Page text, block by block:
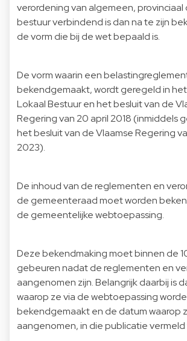
verordening van algemeen,
bestuur verbindend is dan na te zijn
de vorm die bij de wet bepaald is.
De vorm waarin een
bekendgemaakt, wordt geregeld in
Lokaal Bestuur en het besluit van de
Regering van 20 april 2018 (inmiddels
het besluit van de Vlaamse Regering
2023).
De inhoud van de reglementen en
de gemeenteraad moet worden
de gemeentelijke webtoepassing.
Deze bekendmaking moet binnen de
gebeuren nadat de reglementen en
aangenomen zijn. Belangrijk daarbij is
waarop ze via de webtoepassing
bekendgemaakt en de datum waarop
aangenomen, in die publicatie vermeld